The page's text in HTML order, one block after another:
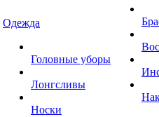
Одежда
Головные уборы
Лонгсливы
Носки